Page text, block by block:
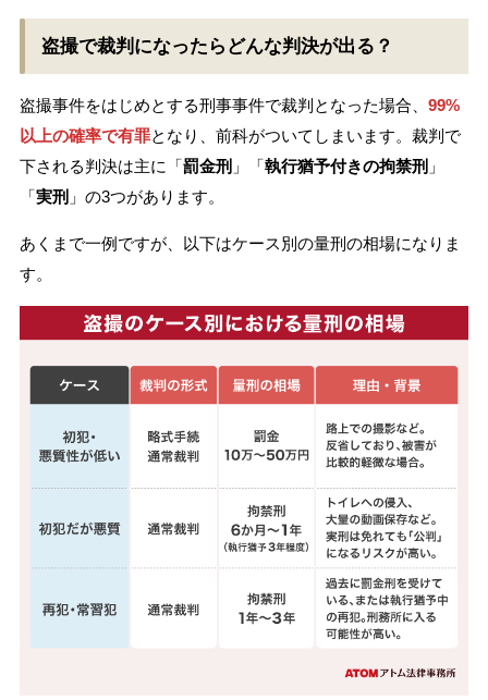
盗撮で裁判になったらどんな判決が出る？
盗撮事件をはじめとする刑事事件で裁判となった場合、 99%
以上の確率で有罪となり、前科がついてしまいます。裁判で
下される判決は主に「罰金刑 」「執行猶予付きの拘禁刑 」
「実刑 」の3つがあります。
あくまで一例ですが、以下はケース別の量刑の相場になりま
す。